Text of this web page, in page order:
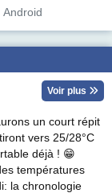
Android
Voir plus
un court répit
vers 25/28°C
déjà ! 😁
températures
la chronologie